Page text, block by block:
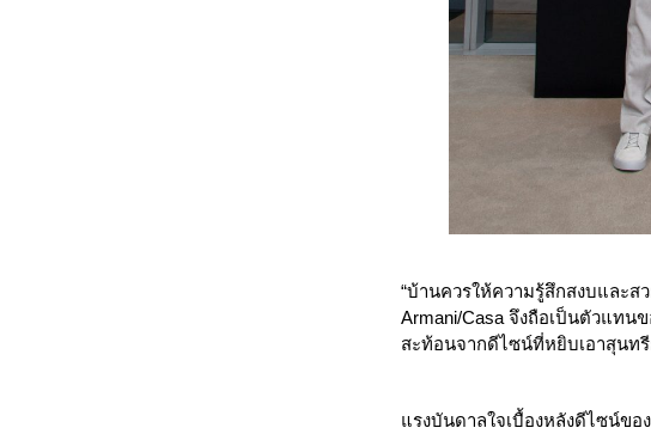
“บ้านควรให้ความรู้สึกสงบและสว
Armani/Casa จึงถือเป็นตัวแทน
สะท้อนจากดีไซน์ที่หยิบเอาสุนท
แรงบันดาลใจเบื้องหลังดีไซน์ข